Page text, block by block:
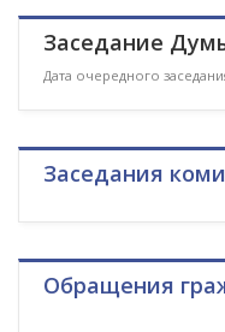
Заседание
Дата очередного
Заседания
Обращения